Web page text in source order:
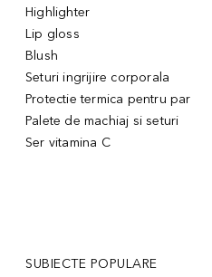
Highlighter
Lip gloss
Blush
Seturi ingrijire corporala
Protectie termica pentru par
Palete de machiaj si seturi
Ser vitamina C
SUBIECTE POPULARE